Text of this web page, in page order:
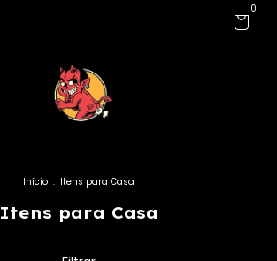
0
Início . Itens para Casa
Itens para Casa